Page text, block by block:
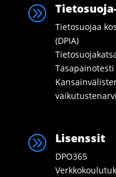
A
Tietosuojaa
(DPIA)
Tasapainotesti
A Lisenssit
DPO365